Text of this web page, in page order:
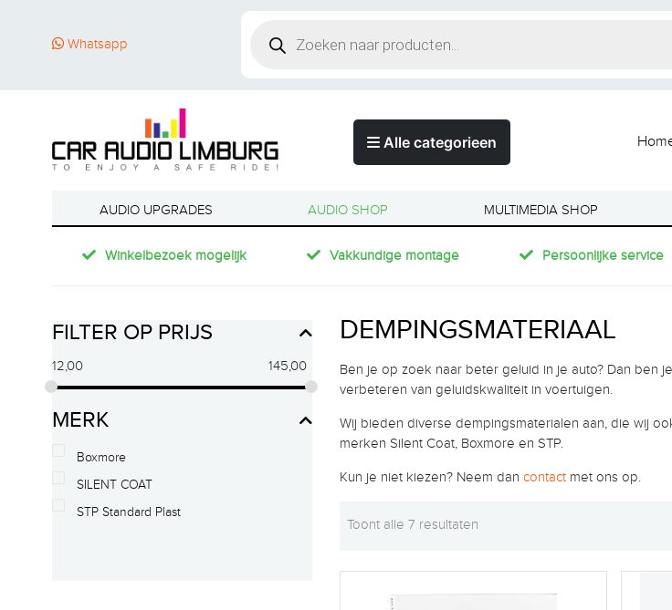
Whatsapp
Alle categorieen
AUDIO UPGRADES AUDIO SHOP MULTIMEDIA SHOP
Winkelbezoek mogelijk Vakkundige montage Persoonlijke service
FILTER OP PRIJS
12,00 145,00
MERK
Boxmore
SILENT COAT
STP Standard Plast
DEMPINGSMATERIAAL
Ben je op zoek naar beter geluid in je auto? Dan ben
verbeteren van geluidskwaliteit in voertuigen.
Wij bieden diverse dempingsmaterialen aan, die wij
merken Silent Coat, Boxmore en STP.
Kun je niet kiezen? Neem dan contact met ons op.
Toont alle 7 resultaten